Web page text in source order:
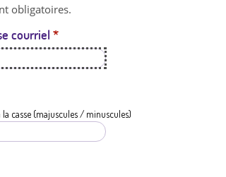
l
e
obligatoires.
courriel *
casse (majuscules / minuscules)